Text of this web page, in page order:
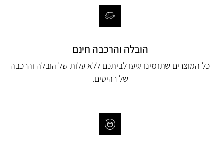
הובלה והרכבה חינם
כל המוצרים שתזמינו יגיעו לביתכם ללא עלות של הובלה והרכבה
של רהיטים.